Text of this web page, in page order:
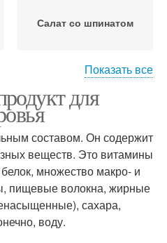
Салат со шпинатом
Показать все
для
составом. Он содержит
веществ. Это витамины
множество макро- и
пищевые волокна, жирные
сахара,
воду.